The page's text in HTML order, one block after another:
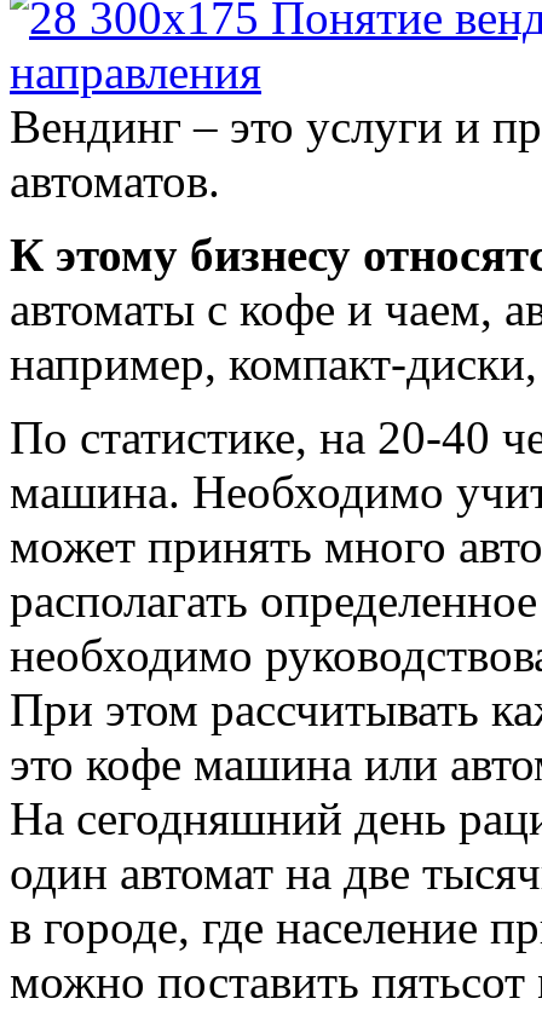
Вендинг – это услуги и
автоматов.
К этому бизнесу
автоматы с кофе и чаем,
например, компакт-
По статистике, на 20-40
машина. Необходимо
может принять много
располагать
необходимо
При этом рассчитывать
это кофе машина или
На сегодняшний день
один автомат на две
в городе, где население
можно поставить